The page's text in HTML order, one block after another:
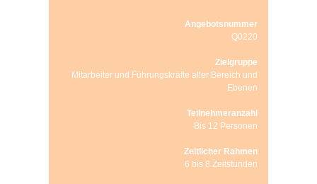
Angebotsnummer
Q0220
Zielgruppe
Mitarbeiter und Führungskräfte aller Bereich und
Ebenen
Teilnehmeranzahl
Bis 12 Personen
Zeitlicher Rahmen
6 bis 8 Zeitstunden